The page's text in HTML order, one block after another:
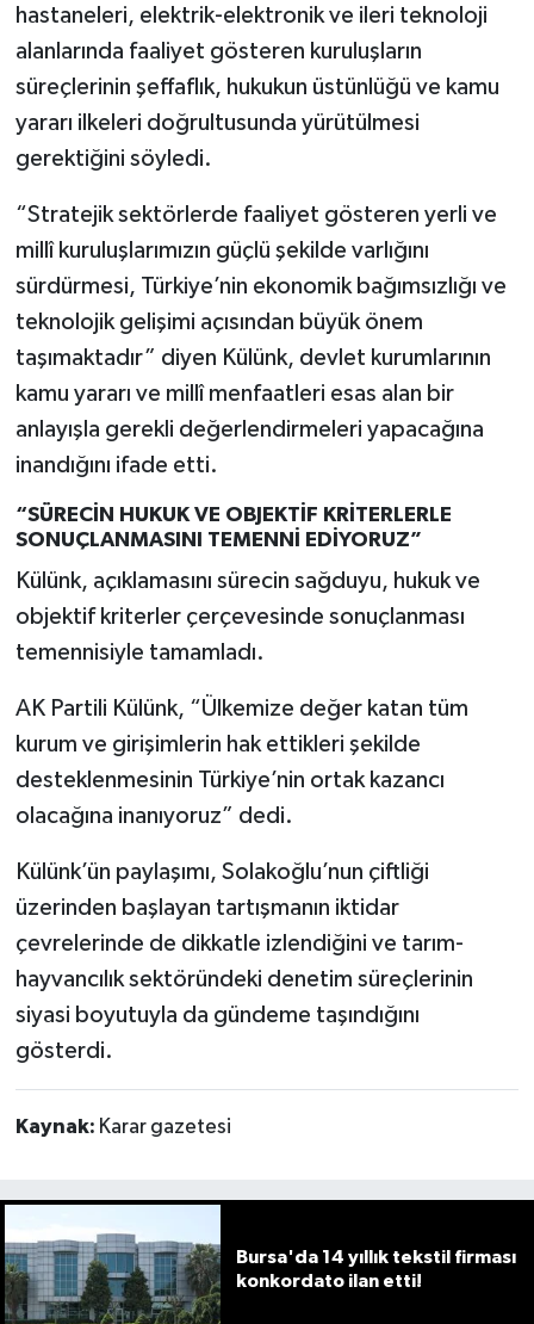
hastaneleri, elektrik-elektronik ve ileri teknoloji
alanlarında faaliyet gösteren kuruluşların
süreçlerinin şeffaflık, hukukun üstünlüğü ve kamu
yararı ilkeleri doğrultusunda yürütülmesi
gerektiğini söyledi.
“Stratejik sektörlerde faaliyet gösteren yerli ve
millî kuruluşlarımızın güçlü şekilde varlığını
sürdürmesi, Türkiye’nin ekonomik bağımsızlığı ve
teknolojik gelişimi açısından büyük önem
taşımaktadır” diyen Külünk, devlet kurumlarının
kamu yararı ve millî menfaatleri esas alan bir
anlayışla gerekli değerlendirmeleri yapacağına
inandığını ifade etti.
“SÜRECİN HUKUK VE OBJEKTİF KRİTERLERLE
SONUÇLANMASINI TEMENNİ EDİYORUZ”
Külünk, açıklamasını sürecin sağduyu, hukuk ve
objektif kriterler çerçevesinde sonuçlanması
temennisiyle tamamladı.
AK Partili Külünk, “Ülkemize değer katan tüm
kurum ve girişimlerin hak ettikleri şekilde
desteklenmesinin Türkiye’nin ortak kazancı
olacağına inanıyoruz” dedi.
Külünk’ün paylaşımı, Solakoğlu’nun çiftliği
üzerinden başlayan tartışmanın iktidar
çevrelerinde de dikkatle izlendiğini ve tarım-
hayvancılık sektöründeki denetim süreçlerinin
siyasi boyutuyla da gündeme taşındığını
gösterdi.
Kaynak: Karar gazetesi
Bursa'da 14 yıllık tekstil firması
konkordato ilan etti!